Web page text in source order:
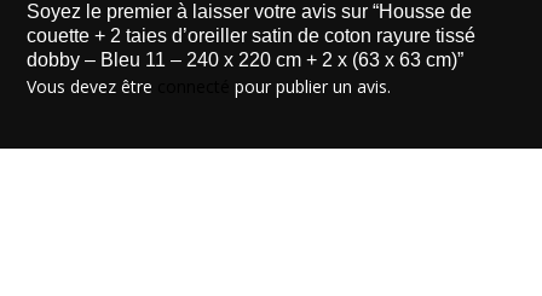
Soyez le premier à laisser votre avis sur “Housse de
couette + 2 taies d’oreiller satin de coton rayure tissé
dobby – Bleu 11 – 240 x 220 cm + 2 x (63 x 63 cm)”
Vous devez être pour publier un avis.